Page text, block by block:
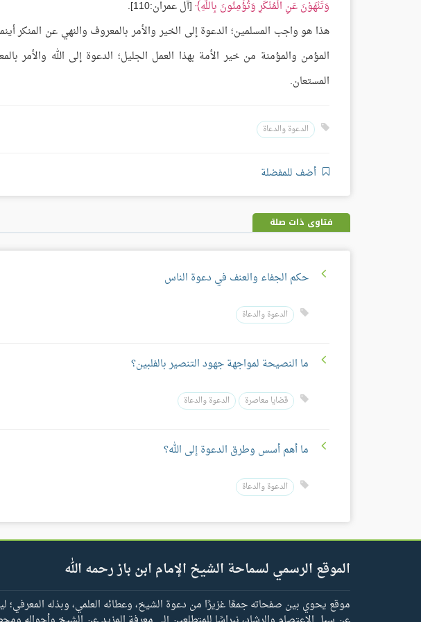
وَتَنْهَوْنَ عَنِ الْمُنْكَرِ وَتُؤْمِنُونَ بِاللَّهِ [آل عمران:110].
هذا هو واجب المسلمين؛ الدعوة إلى الخير والأمر بالمعروف والنهي عن المنكر
المؤمن والمؤمنة من خير الأمة بهذا العمل الجليل؛ الدعوة إلى الله والأمر
المستعان.
الدعوة والدعاة
أضف للمفضلة
فتاوى ذات صلة
حكم الجفاء والعنف في دعوة الناس
الدعوة والدعاة
ما النصيحة لمواجهة جهود التنصير بالفلبين؟
قضايا معاصرة الدعوة والدعاة
ما أهم أسس وطرق الدعوة إلى الله؟
الدعوة والدعاة
الموقع الرسمي لسماحة الشيخ الإمام ابن باز رحمه الله
موقع يحوي بين صفحاته جمعًا غزيرًا من دعوة الشيخ، وعطائه العلمي، وبذله المعرفي؛